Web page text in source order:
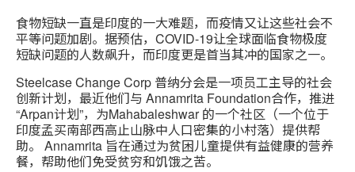
食物短缺一直是印度的一大难题，而疫情又让这些社会不
平等问题加剧。据预估，COVID-19让全球面临食物极度
短缺问题的人数飙升，而印度更是首当其冲的国家之一。
Steelcase Change Corp 普纳分会是一项员工主导的社会
创新计划，最近他们与 Annamrita Foundation合作，推进
“Arpan计划”，为Mahabaleshwar 的一个社区（一个位于
印度孟买南部西高止山脉中人口密集的小村落）提供帮
助。 Annamrita 旨在通过为贫困儿童提供有益健康的营养
餐，帮助他们免受贫穷和饥饿之苦。